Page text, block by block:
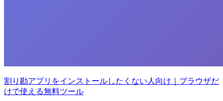
割り勘アプリをインストールしたくない人向け｜ブラウザだ
けで使える無料ツール